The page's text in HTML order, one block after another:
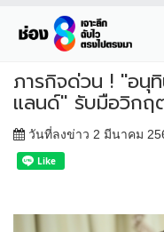
ภารกิจด่วน ! "อนุ
แลนด์" รับมือวิกฤ
วันที่ลงข่าว 2 มีนาคม